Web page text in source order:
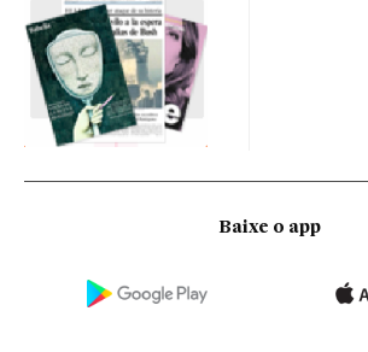
Baixe o app